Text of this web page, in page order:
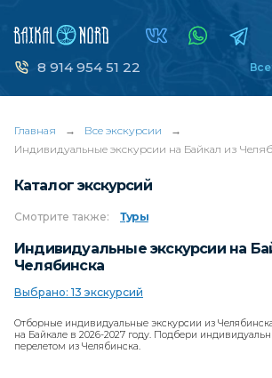
8 914 954 51 22
Главная → Все экскурсии
→
Индивидуальные экскурсии на Байкал из
Каталог экскурсий
Смотрите также: Туры
Индивидуальные экскурсии на
Челябинска
Выбрано: 13 экскурсий
Отборные индивидуальные экскурсии из
на Байкале в 2026-2027 году. Подбери
перелетом из Челябинска.